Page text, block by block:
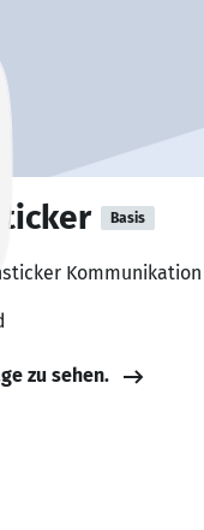
Basis
zu sehen.